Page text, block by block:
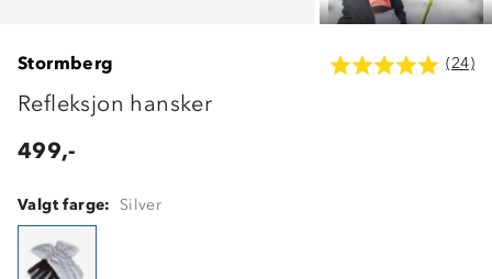
Stormberg (24)
Refleksjon hansker
499,-
Valgt farge: Silver